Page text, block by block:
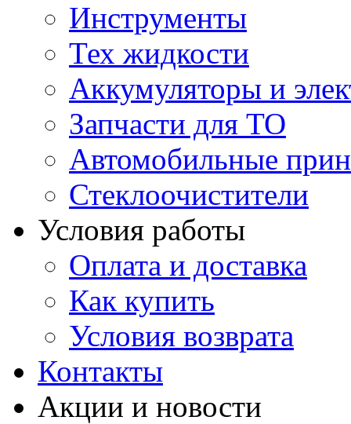
Инструменты
Тех жидкости
Аккумуляторы и
Запчасти для ТО
Автомобильные
Стеклоочистители
Условия работы
Оплата и доставка
Как купить
Условия возврата
Контакты
Акции и новости